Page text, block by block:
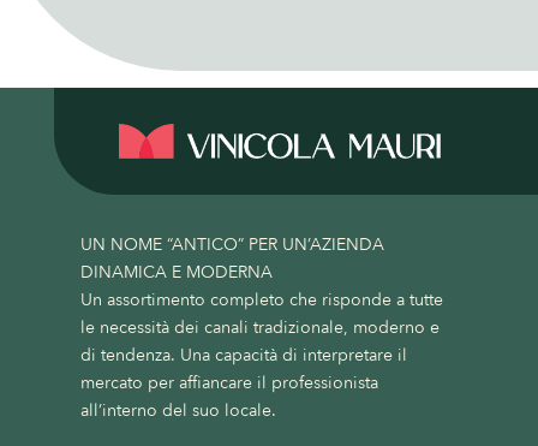
UN NOME “ANTICO” PER UN’AZIENDA
DINAMICA E MODERNA
Un assortimento completo che risponde a tutte
le necessità dei canali tradizionale, moderno e
di tendenza. Una capacità di interpretare il
mercato per affiancare il professionista
all’interno del suo locale.